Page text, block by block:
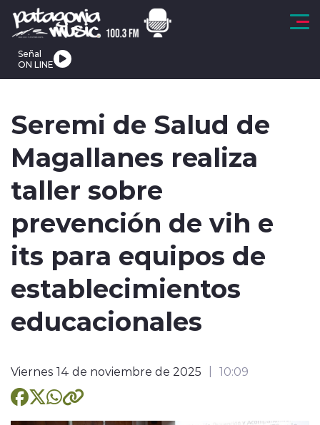
Click acá para ir directamente al contenido
Señal
ON LINE
modo claro
Seremi de Salud de
Magallanes realiza
taller sobre
prevención de vih e
its para equipos de
establecimientos
educacionales
Viernes 14 de noviembre de 2025 10:09